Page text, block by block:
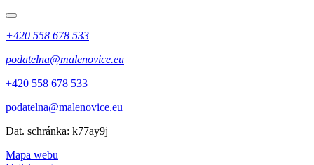
+420 558 678 533
podatelna@malenovice.eu
+420 558 678 533
podatelna@malenovice.eu
Dat. schránka: k77ay9j
Mapa webu